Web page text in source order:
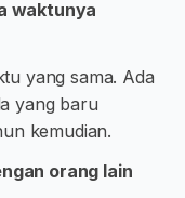
waktunya
yang sama. Ada
yang baru
kemudian.
orang lain